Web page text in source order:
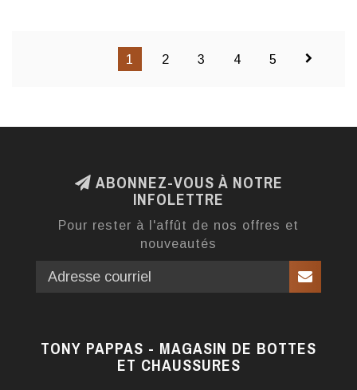
1 2 3 4 5
ABONNEZ-VOUS À NOTRE
INFOLETTRE
Pour rester à l'affût de nos offres et
nouveautés
TONY PAPPAS - MAGASIN DE BOTTES
ET CHAUSSURES